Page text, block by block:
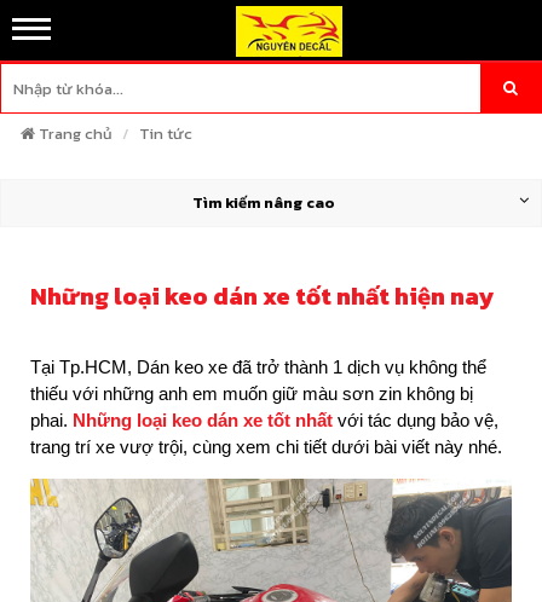
Trang chủ Tin tức
Tìm kiếm nâng cao
Những loại keo dán xe tốt nhất hiện nay
Tại Tp.HCM, Dán keo xe đã trở thành 1 dịch vụ không thể
thiếu với những anh em muốn giữ màu sơn zin không bị
phai. Những loại keo dán xe tốt nhất với tác dụng bảo vệ,
trang trí xe vượ trội, cùng xem chi tiết dưới bài viết này nhé.